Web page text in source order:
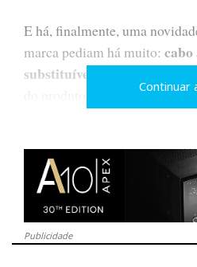
E há, finalmente, uma
marca pediam há muito: cabo
substituível
. Parece um
do produto: facilita aContinuar
Publicidade